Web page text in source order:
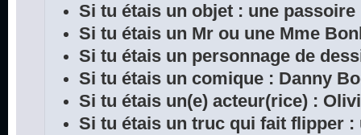
Si tu étais un objet : une passoire
Si tu étais un Mr ou une Mme
Si tu étais un personnage de
Si tu étais un comique : Danny
Si tu étais un(e) acteur(rice) :
Si tu étais un truc qui fait flipper :